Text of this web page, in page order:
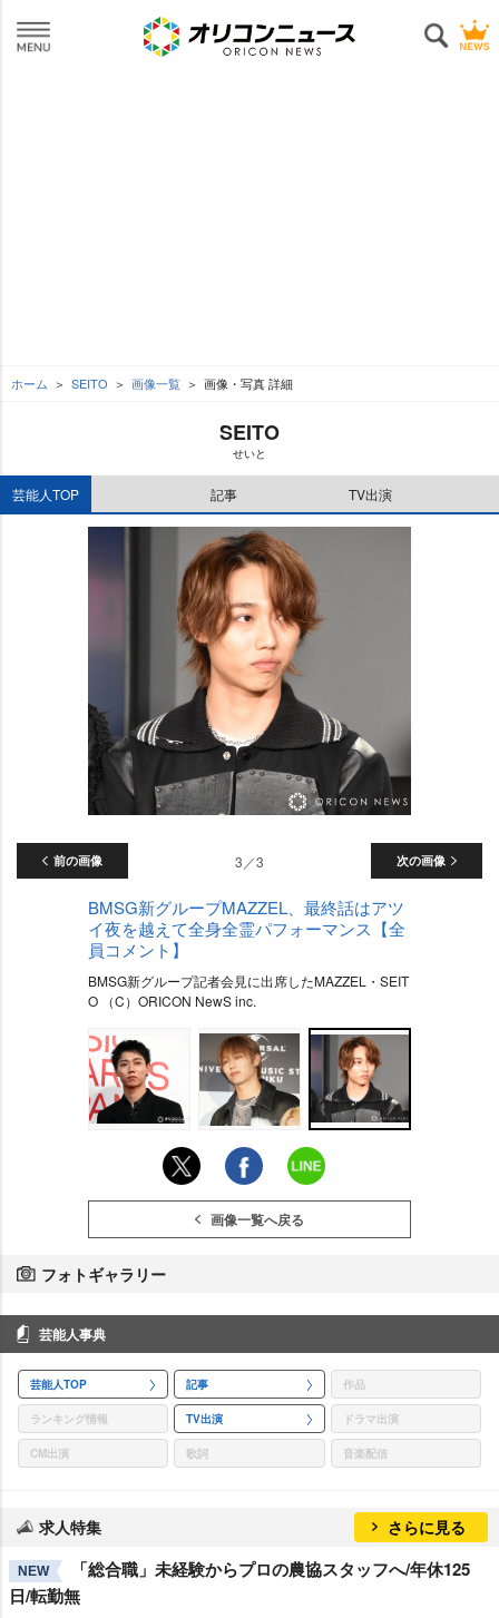
ホーム SEITO 画像一覧 画像・写真 詳細
SEITO
せいと
芸能人TOP 記事 TV出演
前の画像 次の画像
3／3
BMSG新グループMAZZEL、最終話はアツ
イ夜を越えて全身全霊パフォーマンス【全
員コメント】
BMSG新グループ記者会見に出席したMAZZEL・SEIT
O （C）ORICON NewS inc.
画像一覧へ戻る
フォトギャラリー
芸能人事典
芸能人TOP 記事 作品
ランキング情報 TV出演 ドラマ出演
CM出演 歌詞 音楽配信
求人特集 さらに見る
NEW
「総合職」未経験からプロの農協スタッフへ/年休125
日/転勤無